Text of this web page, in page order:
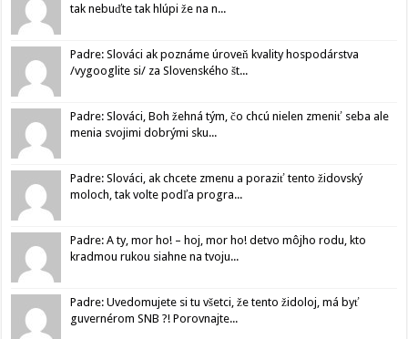
tak nebuďte tak hlúpi že na n...
Padre: Slováci ak poznáme úroveň kvality hospodárstva
/vygooglite si/ za Slovenského št...
Padre: Slováci, Boh žehná tým, čo chcú nielen zmeniť seba ale
menia svojimi dobrými sku...
Padre: Slováci, ak chcete zmenu a poraziť tento židovský
moloch, tak volte podľa progra...
Padre: A ty, mor ho! – hoj, mor ho! detvo môjho rodu, kto
kradmou rukou siahne na tvoju...
Padre: Uvedomujete si tu všetci, že tento židoloj, má byť
guvernérom SNB ?! Porovnajte...